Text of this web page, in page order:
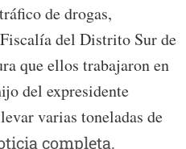
de drogas,
del Distrito Sur de
que ellos trabajaron en
del expresidente
varias toneladas de
completa.